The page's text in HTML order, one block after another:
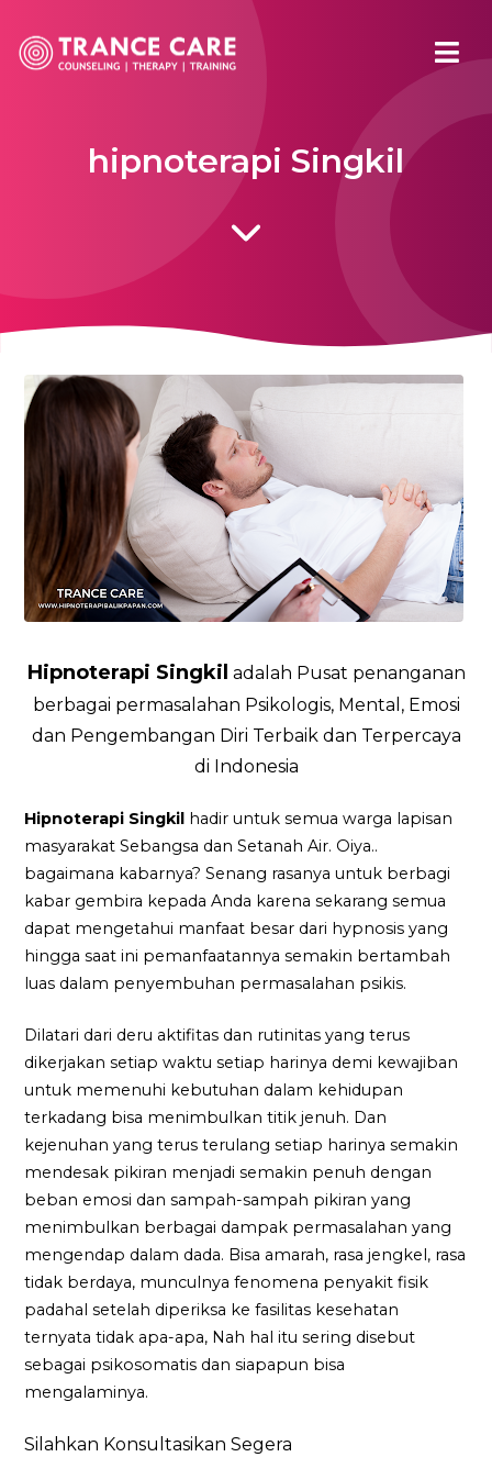
hipnoterapi Singkil
Hipnoterapi Singkil adalah Pusat penanganan
berbagai permasalahan Psikologis, Mental, Emosi
dan Pengembangan Diri Terbaik dan Terpercaya
di Indonesia
Hipnoterapi Singkil hadir untuk semua warga lapisan
masyarakat Sebangsa dan Setanah Air. Oiya..
bagaimana kabarnya? Senang rasanya untuk berbagi
kabar gembira kepada Anda karena sekarang semua
dapat mengetahui manfaat besar dari hypnosis yang
hingga saat ini pemanfaatannya semakin bertambah
luas dalam penyembuhan permasalahan psikis.
Dilatari dari deru aktifitas dan rutinitas yang terus
dikerjakan setiap waktu setiap harinya demi kewajiban
untuk memenuhi kebutuhan dalam kehidupan
terkadang bisa menimbulkan titik jenuh. Dan
kejenuhan yang terus terulang setiap harinya semakin
mendesak pikiran menjadi semakin penuh dengan
beban emosi dan sampah-sampah pikiran yang
menimbulkan berbagai dampak permasalahan yang
mengendap dalam dada. Bisa amarah, rasa jengkel, rasa
tidak berdaya, munculnya fenomena penyakit fisik
padahal setelah diperiksa ke fasilitas kesehatan
ternyata tidak apa-apa, Nah hal itu sering disebut
sebagai psikosomatis dan siapapun bisa
mengalaminya.
Silahkan Konsultasikan Segera